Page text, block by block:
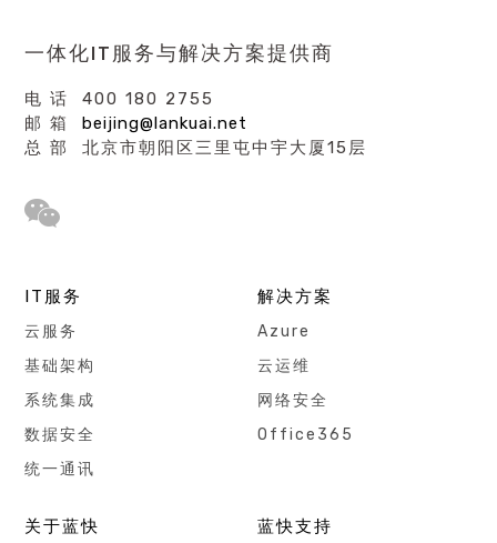
一体化IT服务与解决方案提供商
电 话 400 180 2755
邮 箱beijing@lankuai.net
总 部 北京市朝阳区三里屯中宇大厦15层
IT服务
云服务
基础架构
系统集成
数据安全
统一通讯
解决方案
Azure
云运维
网络安全
Office365
关于蓝快 蓝快支持